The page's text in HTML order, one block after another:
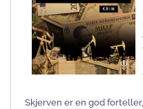
Skjerven er en god